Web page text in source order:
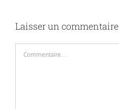
Laisser un commentaire